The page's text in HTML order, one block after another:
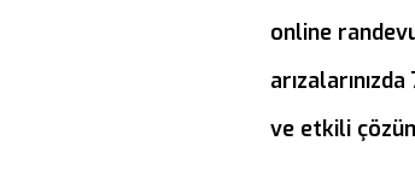
online
ve etkili